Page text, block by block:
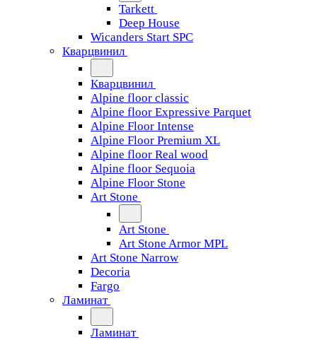
Tarkett
Deep House
Wicanders Start SPC
Кварцвинил
Кварцвинил
Alpine floor classic
Alpine floor Expressive Parquet
Alpine Floor Intense
Alpine Floor Premium XL
Alpine floor Real wood
Alpine floor Sequoia
Alpine Floor Stone
Art Stone
Art Stone
Art Stone Armor MPL
Art Stone Narrow
Decoria
Fargo
Ламинат
Ламинат